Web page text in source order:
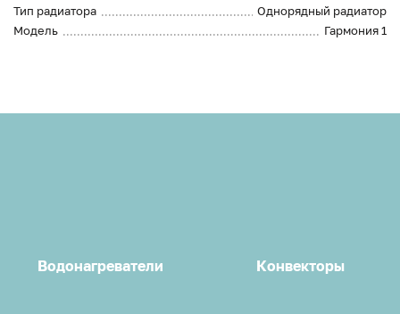
Тип радиатора
Однорядный радиатор
Модель
Гармония 1
Водонагреватели Конвекторы